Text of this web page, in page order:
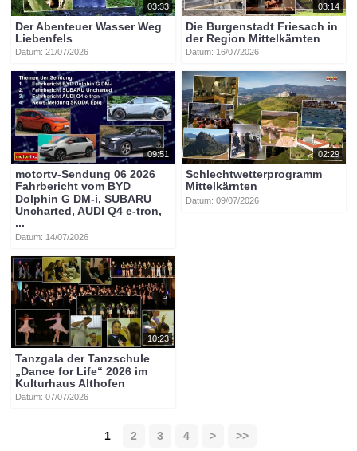
03:33
Der Abenteuer Wasser Weg
Liebenfels
Datum: 21/07/2026
03:14
Die Burgenstadt Friesach in
der Region Mittelkärnten
Datum: 16/07/2026
09:51
motortv-Sendung 06 2026
Fahrbericht vom BYD
Dolphin G DM-i, SUBARU
Uncharted, AUDI Q4 e-tron,
...
Datum: 14/07/2026
02:29
Schlechtwetterprogramm
Mittelkärnten
Datum: 09/07/2026
10:23
Tanzgala der Tanzschule
„Dance for Life“ 2026 im
Kulturhaus Althofen
Datum: 07/07/2026
1 2 3 4 > >>